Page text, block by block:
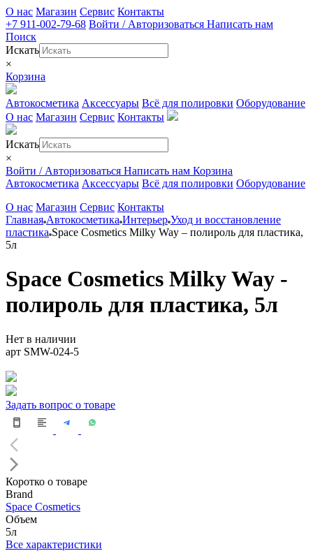
О нас Магазин Сервис Контакты
+7 911-002-79-68 Войти / Авторизоваться Написать нам
Поиск
Искать
×
Корзина
Автокосметика Аксессуары Всё для полировки Оборудование
О нас Магазин Сервис Контакты
Искать
×
Войти / Авторизоваться Написать нам Корзина
Автокосметика Аксессуары Всё для полировки Оборудование
О нас Магазин Сервис Контакты
Главная Автокосметика Интерьер Уход и восстановление
пластика Space Cosmetics Milky Way – полироль для пластика,
5л
Space Cosmetics Milky Way -
полироль для пластика, 5л
Нет в наличии
арт SMW-024-5
Задать вопрос о товаре
Коротко о товаре
Brand
Space Cosmetics
Объем
5л
Все характеристики